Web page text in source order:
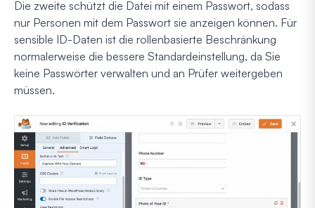
Die zweite schützt die Datei mit einem Passwort, sodass
nur Personen mit dem Passwort sie anzeigen können. Für
sensible ID-Daten ist die rollenbasierte Beschränkung
normalerweise die bessere Standardeinstellung, da Sie
keine Passwörter verwalten und an Prüfer weitergeben
müssen.